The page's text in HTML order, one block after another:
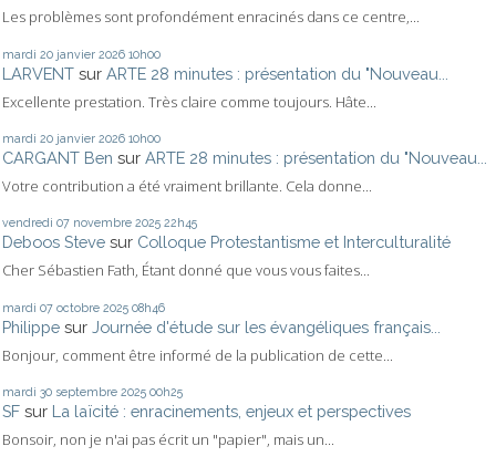
Les problèmes sont profondément enracinés dans ce centre,...
mardi 20 janvier 2026 10h00
LARVENT sur ARTE 28 minutes : présentation du "Nouveau...
Excellente prestation. Très claire comme toujours. Hâte...
mardi 20 janvier 2026 10h00
CARGANT Ben sur ARTE 28 minutes : présentation du "Nouveau...
Votre contribution a été vraiment brillante. Cela donne...
vendredi 07 novembre 2025 22h45
Deboos Steve sur Colloque Protestantisme et Interculturalité
Cher Sébastien Fath, Étant donné que vous vous faites...
mardi 07 octobre 2025 08h46
Philippe sur Journée d'étude sur les évangéliques français...
Bonjour, comment être informé de la publication de cette...
mardi 30 septembre 2025 00h25
SF sur La laïcité : enracinements, enjeux et perspectives
Bonsoir, non je n'ai pas écrit un "papier", mais un...